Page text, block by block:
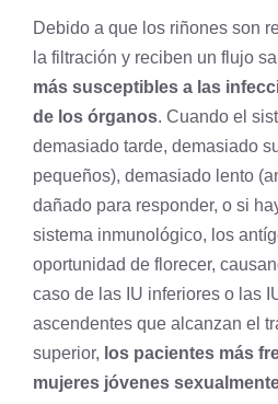
Debido a que los riñones son
la filtración y reciben un flujo
más susceptibles a las
de los órganos. Cuando el
demasiado tarde, demasiado
pequeños), demasiado lento
dañado para responder, o si
sistema inmunológico, los
oportunidad de florecer,
caso de las IU inferiores o las
ascendentes que alcanzan el
superior, los pacientes más
mujeres jóvenes